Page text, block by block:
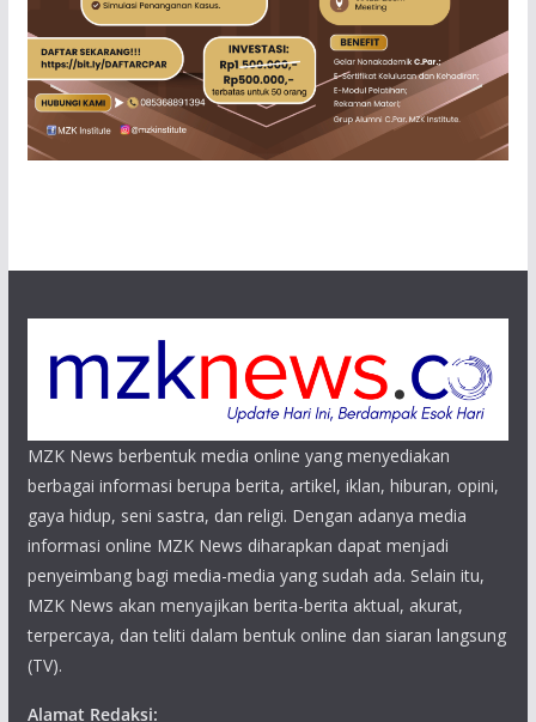
MZK News berbentuk media online yang menyediakan
berbagai informasi berupa berita, artikel, iklan, hiburan, opini,
gaya hidup, seni sastra, dan religi. Dengan adanya media
informasi online MZK News diharapkan dapat menjadi
penyeimbang bagi media-media yang sudah ada. Selain itu,
MZK News akan menyajikan berita-berita aktual, akurat,
terpercaya, dan teliti dalam bentuk online dan siaran langsung
(TV).
Alamat Redaksi: